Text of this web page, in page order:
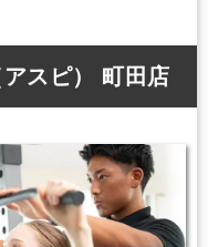
スピ） 町田店